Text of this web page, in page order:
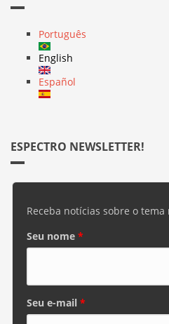
Português
English
Español
ESPECTRO NEWSLETTER!
Receba notícias sobre o tema
Seu nome *
Seu e-mail *